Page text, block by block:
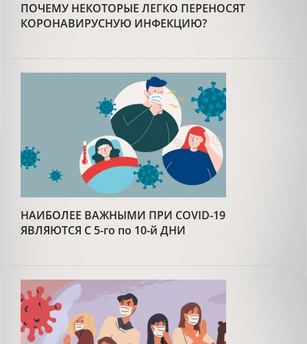
ПОЧЕМУ НЕКОТОРЫЕ ЛЕГКО ПЕРЕНОСЯТ
КОРОНАВИРУСНУЮ ИНФЕКЦИЮ?
НАИБОЛЕЕ ВАЖНЫМИ ПРИ COVID-19
ЯВЛЯЮТСЯ С 5-го по 10-й ДНИ